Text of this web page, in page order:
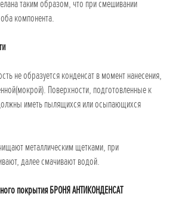
таким образом, что при смешивании
компонента.
не образуется конденсат в момент нанесения,
Поверхности, подготовленные к
иметь пылящихся или осыпающихся
металлическим щетками, при
далее смачивают водой.
покрытия БРОНЯ АНТИКОНДЕНСАТ